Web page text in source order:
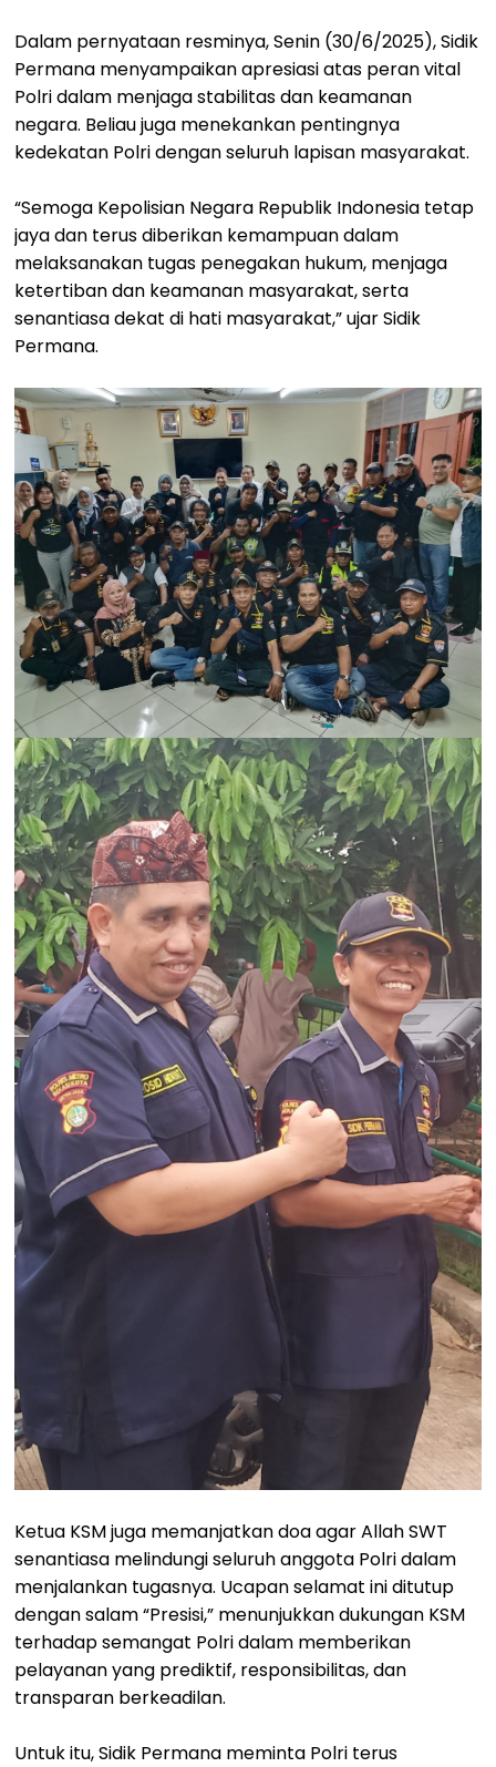
Dalam pernyataan resminya, Senin (30/6/2025), Sidik
Permana menyampaikan apresiasi atas peran vital
Polri dalam menjaga stabilitas dan keamanan
negara. Beliau juga menekankan pentingnya
kedekatan Polri dengan seluruh lapisan masyarakat.
“Semoga Kepolisian Negara Republik Indonesia tetap
jaya dan terus diberikan kemampuan dalam
melaksanakan tugas penegakan hukum, menjaga
ketertiban dan keamanan masyarakat, serta
senantiasa dekat di hati masyarakat,” ujar Sidik
Permana.
Ketua KSM juga memanjatkan doa agar Allah SWT
senantiasa melindungi seluruh anggota Polri dalam
menjalankan tugasnya. Ucapan selamat ini ditutup
dengan salam “Presisi,” menunjukkan dukungan KSM
terhadap semangat Polri dalam memberikan
pelayanan yang prediktif, responsibilitas, dan
transparan berkeadilan.
Untuk itu, Sidik Permana meminta Polri terus